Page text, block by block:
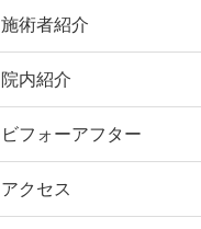
施術者紹介
院内紹介
ビフォーアフター
アクセス